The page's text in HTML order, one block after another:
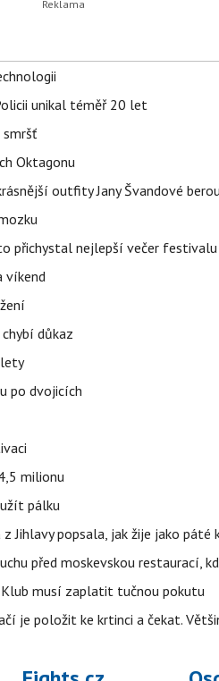
unikal téměř 20 let
smršť
Oktagonu
outfity Jany Švandové
přichystal nejlepší večer festivalu
víkend
důkaz
lety
po dvojicích
milionu
pálku
Jihlavy popsala, jak žije jako páté
před moskevskou restaurací,
musí zaplatit tučnou pokutu
je položit ke krtinci a čekat.